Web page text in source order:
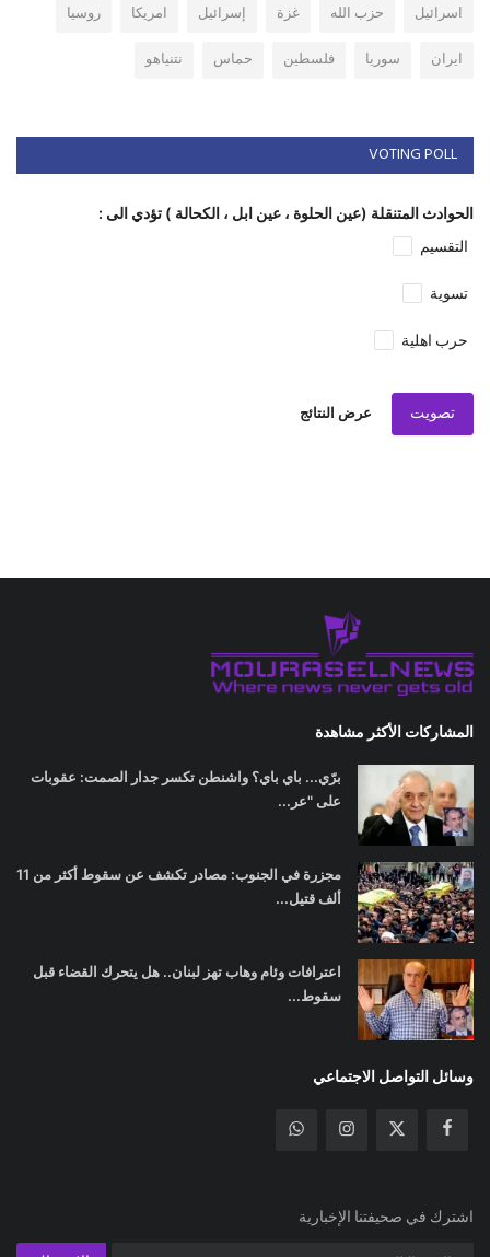
اسرائيل
حزب الله غزة إسرائيل امريكا
روسيا
ايران
سوريا فلسطين حماس نتنياهو
VOTING POLL
الحوادث المتنقلة (عين الحلوة ، عين ابل ، الكحالة ) تؤدي الى :
التقسيم
تسوية
حرب اهلية
تصويت عرض النتائج
المشاركات الأكثر مشاهدة
برّي... باي باي؟ واشنطن تكسر جدار الصمت: عقوبات
على "عر...
مجزرة في الجنوب: مصادر تكشف عن سقوط أكثر من 11
ألف قتيل...
اعترافات وئام وهاب تهز لبنان.. هل يتحرك القضاء قبل
سقوط...
وسائل التواصل الاجتماعي
اشترك في صحيفتنا الإخبارية